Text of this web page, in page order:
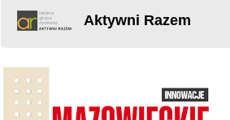
Aktywni Razem